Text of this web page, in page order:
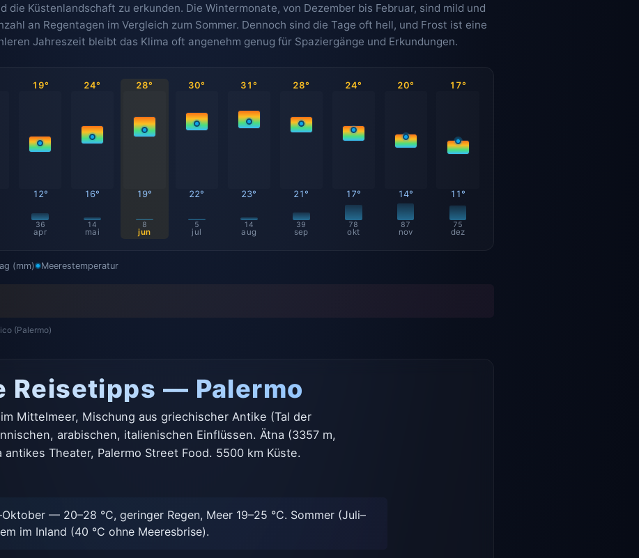
die Küstenlandschaft zu erkunden. Die Wintermonate, von Dezember bis Februar, sind mild und
an Regentagen im Vergleich zum Sommer. Dennoch sind die Tage oft hell, und Frost ist eine
Jahreszeit bleibt das Klima oft angenehm genug für Spaziergänge und Erkundungen.
19°
12°
36
apr
24°
16°
14
mai
28°
19°
8
jun
30°
22°
5
jul
31°
23°
14
aug
28°
21°
39
sep
24°
17°
78
okt
20°
14°
87
nov
17°
11°
75
dez
(mm) Meerestemperatur
(Palermo)
Reisetipps — Palermo
Mittelmeer, Mischung aus griechischer Antike (Tal der
arabischen, italienischen Einflüssen. Ätna (3357 m,
antikes Theater, Palermo Street Food. 5500 km Küste.
— 20–28 °C, geringer Regen, Meer 19–25 °C. Sommer (Juli–
im Inland (40 °C ohne Meeresbrise).